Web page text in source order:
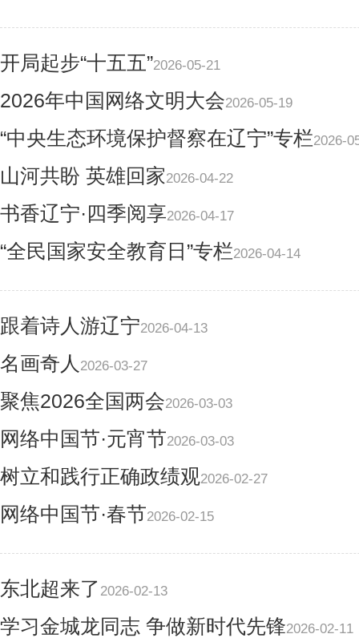
开局起步“十五五”2026-05-21
2026年中国网络文明大会2026-05-19
“中央生态环境保护督察在辽宁”专栏2026-
山河共盼 英雄回家2026-04-22
书香辽宁·四季阅享2026-04-17
“全民国家安全教育日”专栏2026-04-14
跟着诗人游辽宁2026-04-13
名画奇人 2026-03-27
聚焦2026全国两会2026-03-03
网络中国节·元宵节2026-03-03
树立和践行正确政绩观2026-02-27
网络中国节·春节2026-02-15
东北超来了 2026-02-13
学习金城龙同志 争做新时代先锋2026-02-11